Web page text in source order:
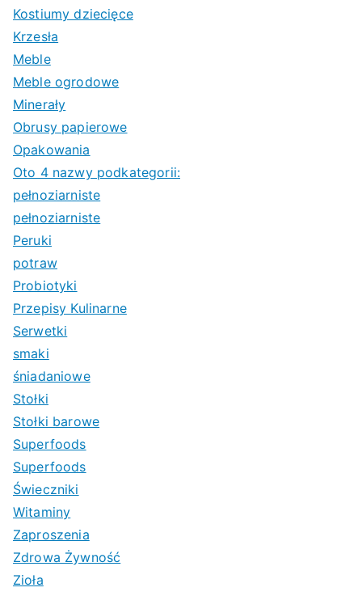
Kostiumy dziecięce
Krzesła
Meble
Meble ogrodowe
Minerały
Obrusy papierowe
Opakowania
Oto 4 nazwy podkategorii:
pełnoziarniste
pełnoziarniste
Peruki
potraw
Probiotyki
Przepisy Kulinarne
Serwetki
smaki
śniadaniowe
Stołki
Stołki barowe
Superfoods
Superfoods
Świeczniki
Witaminy
Zaproszenia
Zdrowa Żywność
Zioła